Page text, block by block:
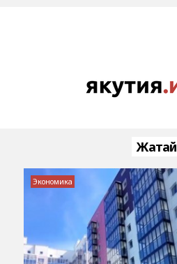
Жатай
Экономика